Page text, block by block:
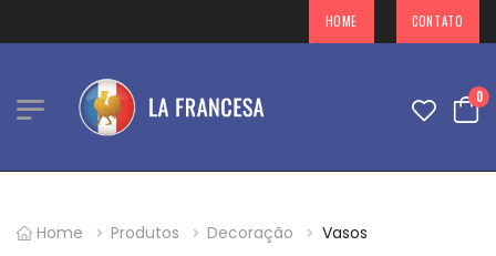
A MELHOR LOJA EM DECORAÇÕES PARA
HOME CONTATO
0
Home Produtos Decoração Vasos